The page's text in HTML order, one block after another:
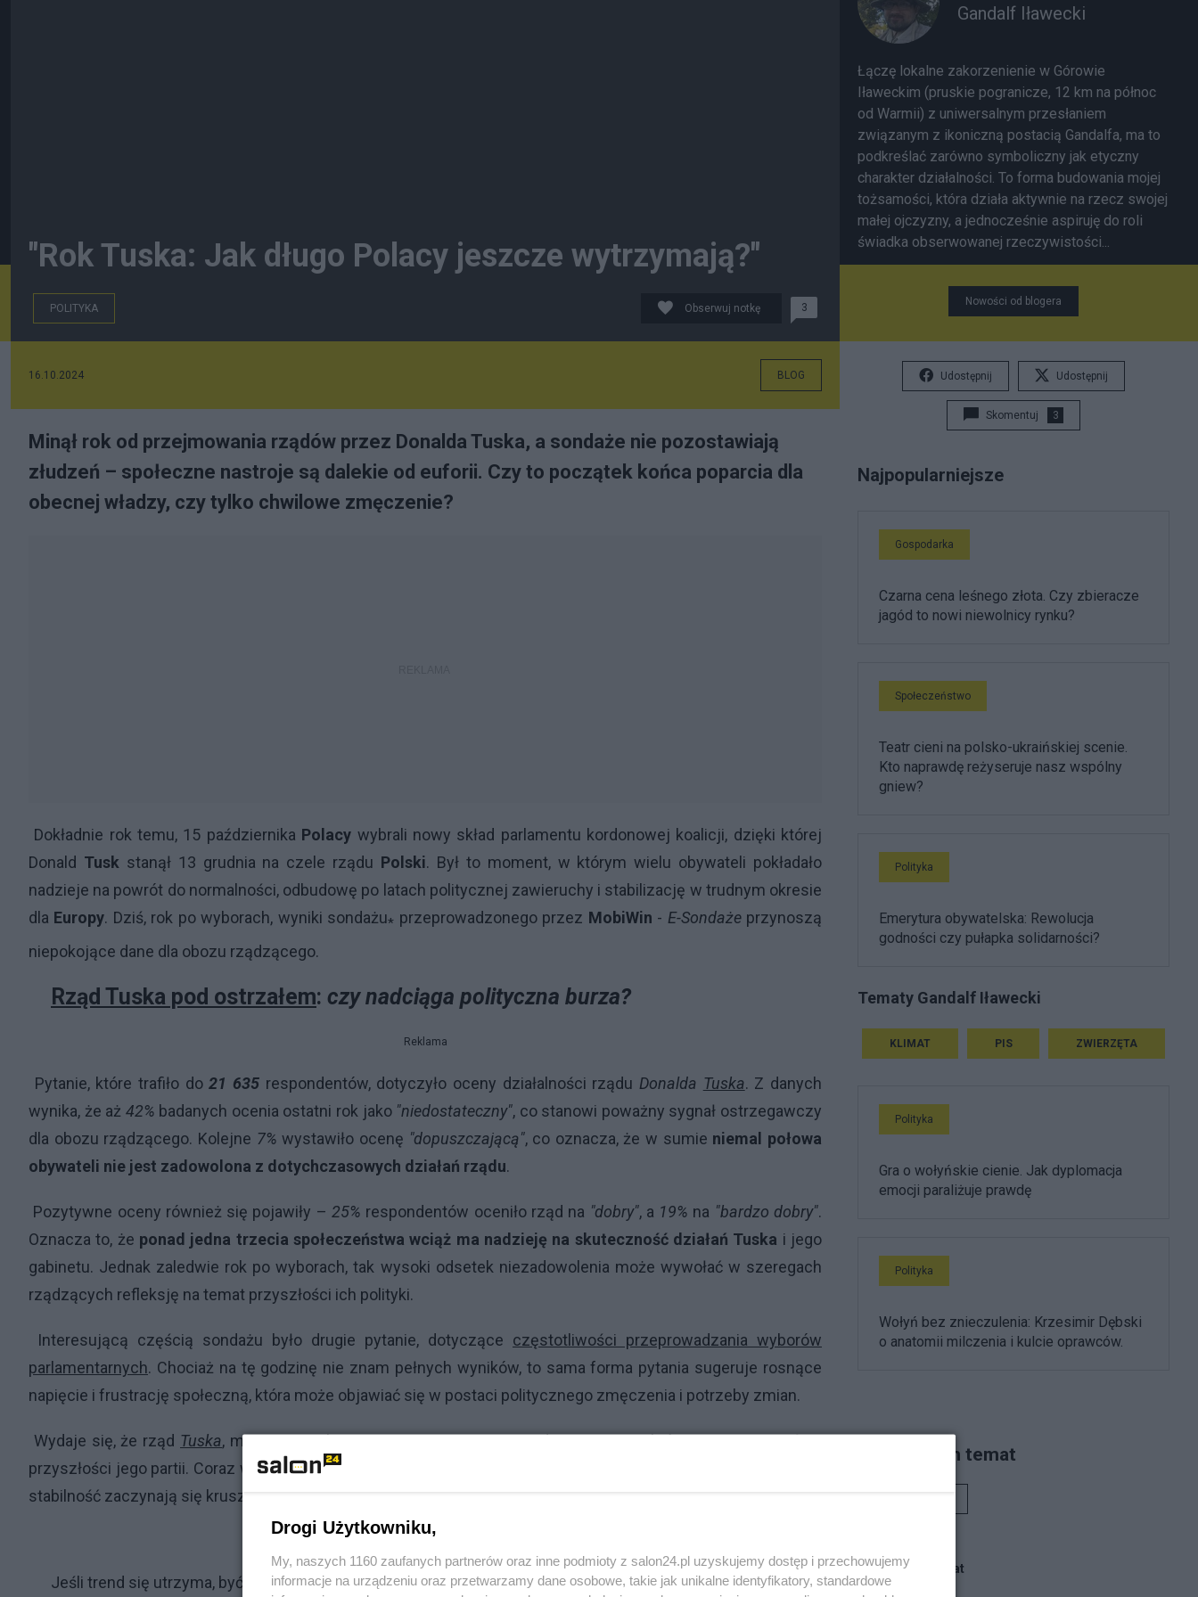
"Rok Tuska: Jak długo Polacy jeszcze wytrzymają?"
POLITYKA Obserwuj notkę 3
16.10.2024 BLOG
Minął rok od przejmowania rządów przez Donalda Tuska, a sondaże nie pozostawiają
złudzeń – społeczne nastroje są dalekie od euforii. Czy to początek końca poparcia dla
obecnej władzy, czy tylko chwilowe zmęczenie?
Dokładnie rok temu, 15 października Polacy wybrali nowy skład parlamentu kordonowej koalicji, dzięki której
Donald Tusk stanął 13 grudnia na czele rządu Polski. Był to moment, w którym wielu obywateli pokładało
nadzieje na powrót do normalności, odbudowę po latach politycznej zawieruchy i stabilizację w trudnym okresie
dla Europy. Dziś, rok po wyborach, wyniki sondażu* przeprowadzonego przez MobiWin - E-Sondażeprzynoszą
niepokojące dane dla obozu rządzącego.
Rząd Tuska pod ostrzałem: czy nadciąga polityczna burza?
Reklama
Pytanie, które trafiło do21 635 respondentów, dotyczyło oceny działalności rządu Donalda Tuska. Z danych
wynika, że aż 42% badanych ocenia ostatni rok jako "niedostateczny", co stanowi poważny sygnał ostrzegawczy
dla obozu rządzącego. Kolejne 7% wystawiło ocenę "dopuszczającą", co oznacza, że w sumie niemal połowa
obywateli nie jest zadowolona z dotychczasowych działań rządu.
Pozytywne oceny również się pojawiły – 25% respondentów oceniło rząd na "dobry", a 19% na "bardzo dobry".
Oznacza to, że ponad jedna trzecia społeczeństwa wciąż ma nadzieję na skuteczność działań Tuska i jego
gabinetu. Jednak zaledwie rok po wyborach, tak wysoki odsetek niezadowolenia może wywołać w szeregach
rządzących refleksję na temat przyszłości ich polityki.
Interesującą częścią sondażu było drugie pytanie, dotyczące częstotliwości przeprowadzania wyborów
parlamentarnych. Chociaż na tę godzinę nie znam pełnych wyników, to sama forma pytania sugeruje rosnące
napięcie i frustrację społeczną, która może objawiać się w postaci politycznego zmęczenia i potrzeby zmian.
Wydaje się, że rząd Tuska, mimo początkowego optymizmu, stoi przed wyzwaniami, które mogą zaważyć na
przyszłości jego partii. Coraz wyraźniej zarysowują się linie podziału w społeczeństwie, a nadzieje na jedność i
stabilność zaczynają się kruszyć pod ciężarem politycznych realiów.
Reklama
Jeśli trend się utrzyma, być może następnym pytaniem w sondażu będzie:"Czy uważasz, że politycy powinni
Gandalf Iławecki
Łączę lokalne zakorzenienie w Górowie
Iławeckim (pruskie pogranicze, 12 km na północ
od Warmii) z uniwersalnym przesłaniem
związanym z ikoniczną postacią Gandalfa, ma to
podkreślać zarówno symboliczny jak etyczny
charakter działalności. To forma budowania mojej
tożsamości, która działa aktywnie na rzecz swojej
małej ojczyzny, a jednocześnie aspiruję do roli
świadka obserwowanej rzeczywistości...
Nowości od blogera
Udostępnij Udostępnij
Skomentuj 3
Najpopularniejsze
Gospodarka
Czarna cena leśnego złota. Czy zbieracze
jagód to nowi niewolnicy rynku?
Społeczeństwo
Teatr cieni na polsko-ukraińskiej scenie.
Kto naprawdę reżyseruje nasz wspólny
gniew?
Polityka
Emerytura obywatelska: Rewolucja
godności czy pułapka solidarności?
Tematy Gandalf Iławecki
KLIMAT PIS ZWIERZĘTA
Polityka
Gra o wołyńskie cienie. Jak dyplomacja
emocji paraliżuje prawdę
Polityka
Wołyń bez znieczulenia: Krzesimir Dębski
o anatomii milczenia i kulcie oprawców.
Piszą na ten temat
Blogi na ten temat
Drogi Użytkowniku,
My, naszych 1160 zaufanych partnerów oraz inne podmioty z salon24.pl uzyskujemy dostęp i przechowujemy
informacje na urządzeniu oraz przetwarzamy dane osobowe, takie jak unikalne identyfikatory, standardowe